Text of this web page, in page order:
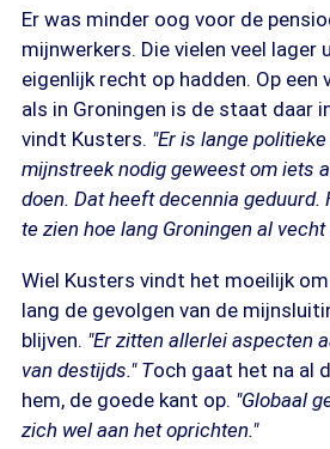
Er was minder oog voor de
mijnwerkers. Die vielen veel lager
eigenlijk recht op hadden. Op een
als in Groningen is de staat daar
vindt Kusters. "Er is lange
mijnstreek nodig geweest om iets
doen. Dat heeft decennia geduurd.
te zien hoe lang Groningen al
Wiel Kusters vindt het moeilijk
lang de gevolgen van de
blijven. "Er zitten allerlei aspecten
van destijds." Toch gaat het na al
hem, de goede kant op. "Globaal
zich wel aan het oprichten."